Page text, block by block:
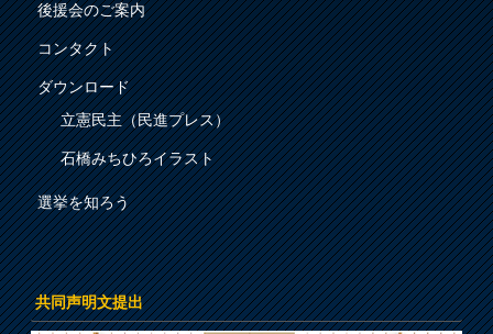
後援会のご案内
コンタクト
ダウンロード
立憲民主（民進プレス）
石橋みちひろイラスト
選挙を知ろう
共同声明文提出